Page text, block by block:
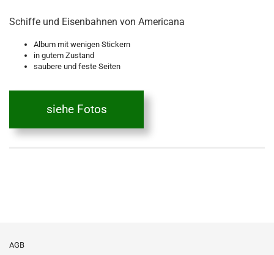
Schiffe und Eisenbahnen von Americana
Album mit wenigen Stickern
in gutem Zustand
saubere und feste Seiten
siehe Fotos
AGB